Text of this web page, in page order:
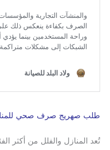
طلب صهريج صرف صحي
تُعد المنازل والفلل من أكثر